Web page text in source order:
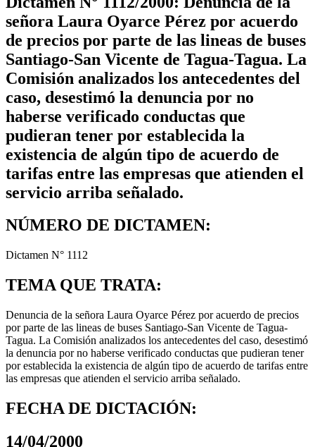
señora Laura Oyarce Pérez por acuerdo
de precios por parte de las lineas de buses
Santiago-San Vicente de Tagua-Tagua. La
Comisión analizados los antecedentes del
caso, desestimó la denuncia por no
haberse verificado conductas que
pudieran tener por establecida la
existencia de algún tipo de acuerdo de
tarifas entre las empresas que atienden el
servicio arriba señalado.
NÚMERO DE DICTAMEN:
Dictamen N° 1112
TEMA QUE TRATA:
Denuncia de la señora Laura Oyarce Pérez por acuerdo de precios
por parte de las lineas de buses Santiago-San Vicente de Tagua-
Tagua. La Comisión analizados los antecedentes del caso, desestimó
la denuncia por no haberse verificado conductas que pudieran tener
por establecida la existencia de algún tipo de acuerdo de tarifas entre
las empresas que atienden el servicio arriba señalado.
FECHA DE DICTACIÓN:
14/04/2000